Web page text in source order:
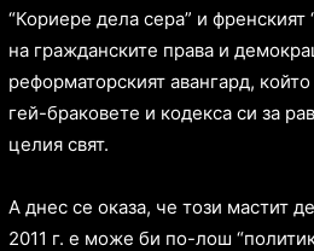
“Кориере дела сера” и
на гражданските права и
реформаторският авангард,
гей-браковете и кодекса си за
целия свят.
А днес се оказа, че този мастит
2011 г. е може би по-лош